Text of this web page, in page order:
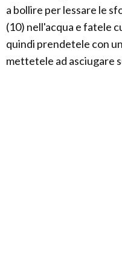
a bollire per lessare le
(10) nell'acqua e fatele
quindi prendetele con
mettetele ad asciugare